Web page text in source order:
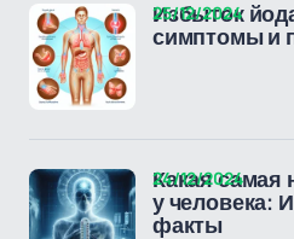
Избыток
симптомы и
25/12/2024
Какая самая
у человека:
факты
24/12/2024